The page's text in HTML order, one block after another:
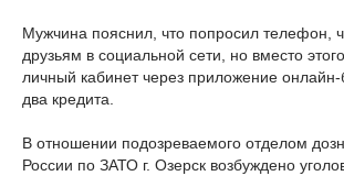
Мужчина пояснил, что попросил телефон,
друзьям в социальной сети, но вместо
личный кабинет через приложение
два кредита.
В отношении подозреваемого отделом
России по ЗАТО г. Озерск возбуждено